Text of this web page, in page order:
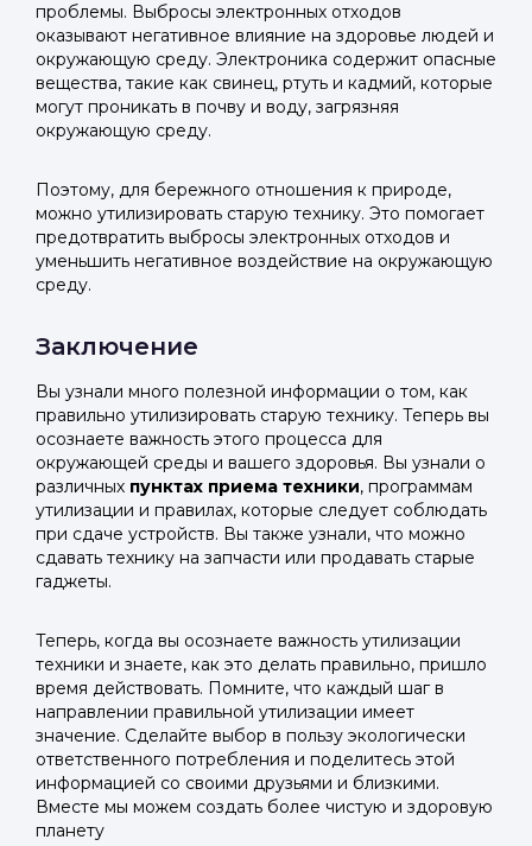
проблемы. Выбросы электронных отходов
оказывают негативное влияние на здоровье людей и
окружающую среду. Электроника содержит опасные
вещества, такие как свинец, ртуть и кадмий, которые
могут проникать в почву и воду, загрязняя
окружающую среду.
Поэтому, для бережного отношения к природе,
можно утилизировать старую технику. Это помогает
предотвратить выбросы электронных отходов и
уменьшить негативное воздействие на окружающую
среду.
Заключение
Вы узнали много полезной информации о том, как
правильно утилизировать старую технику. Теперь вы
осознаете важность этого процесса для
окружающей среды и вашего здоровья. Вы узнали о
различных пунктах приема техники, программам
утилизации и правилах, которые следует соблюдать
при сдаче устройств. Вы также узнали, что можно
сдавать технику на запчасти или продавать старые
гаджеты.
Теперь, когда вы осознаете важность утилизации
техники и знаете, как это делать правильно, пришло
время действовать. Помните, что каждый шаг в
направлении правильной утилизации имеет
значение. Сделайте выбор в пользу экологически
ответственного потребления и поделитесь этой
информацией со своими друзьями и близкими.
Вместе мы можем создать более чистую и здоровую
планету